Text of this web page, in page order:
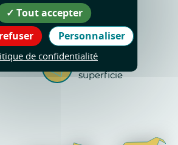
Riveraines
18Km
superficie
Tout accepter
Personnaliser
de confidentialité